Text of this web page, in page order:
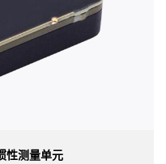
包括平台稳定、平衡机
性测量单元